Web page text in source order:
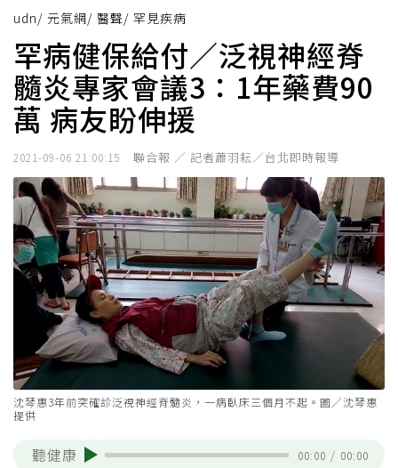
udn/ 元氣網/ 醫聲/ 罕見疾病
罕病健保給付／泛視神經脊
髓炎專家會議3：1年藥費90
萬 病友盼伸援
2021-09-06 21:00:15 聯合報 ／ 記者蕭羽耘／台北即時報導
沈琴惠3年前突確診泛視神經脊髓炎，一病臥床三個月不起。圖／沈琴惠
提供
聽健康 00:00 / 00:00